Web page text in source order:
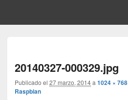
20140327-000329.jpg
Publicado el 27 marzo, 2014a 1024 × 768
Raspbian